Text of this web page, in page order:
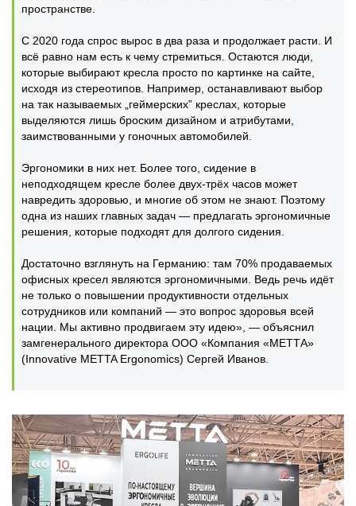
пространстве.
С 2020 года спрос вырос в два раза и продолжает расти. И
всё равно нам есть к чему стремиться. Остаются люди,
которые выбирают кресла просто по картинке на сайте,
исходя из стереотипов. Например, останавливают выбор
на так называемых „геймерских” креслах, которые
выделяются лишь броским дизайном и атрибутами,
заимствованными у гоночных автомобилей.
Эргономики в них нет. Более того, сидение в
неподходящем кресле более двух-трёх часов может
навредить здоровью, и многие об этом не знают. Поэтому
одна из наших главных задач — предлагать эргономичные
решения, которые подходят для долгого сидения.
Достаточно взглянуть на Германию: там 70% продаваемых
офисных кресел являются эргономичными. Ведь речь идёт
не только о повышении продуктивности отдельных
сотрудников или компаний — это вопрос здоровья всей
нации. Мы активно продвигаем эту идею», — объяснил
замгенерального директора ООО «Компания «МЕТТА»
(Innovative METTA Ergonomics) Сергей Иванов.